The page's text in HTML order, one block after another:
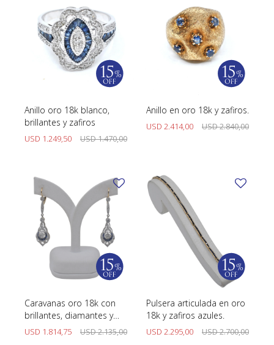
Anillo oro 18k blanco,
brillantes y zafiros
USD 1.249,50 USD1.470,00
Anillo en oro 18k y zafiros.
USD 2.414,00 USD2.840,00
Caravanas oro 18k con
brillantes, diamantes y
zafiros sintéticos.
USD 1.814,75 USD2.135,00
Pulsera articulada en oro
18k y zafiros azules.
USD 2.295,00 USD2.700,00